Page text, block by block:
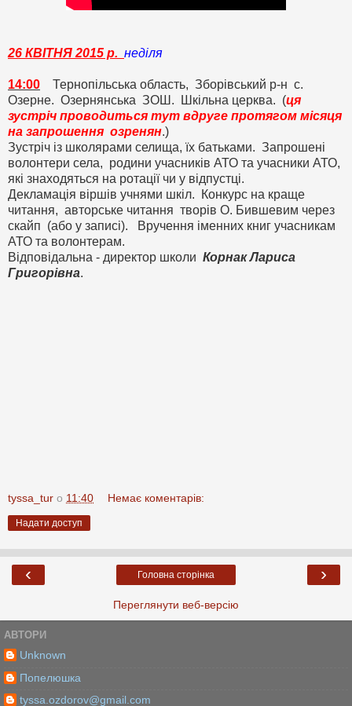
26 КВІТНЯ 2015 р. неділя
14:00 Тернопільська область, Зборівський р-н с.
Озерне. Озернянська ЗОШ. Шкільна церква. (ця
зустріч проводиться тут вдруге протягом місяця
на запрошення озренян.)
Зустріч із школярами селища, їх батьками. Запрошені
волонтери села, родини учасників АТО та учасники АТО,
які знаходяться на ротації чи у відпустці.
Декламація віршів учнями шкіл. Конкурс на краще
читання, авторське читання творів О. Бившевим через
скайп (або у записі). Вручення іменних книг учасникам
АТО та волонтерам.
Відповідальна - директор школи Корнак Лариса
Григорівна.
tyssa_tur о 11:40 Немає коментарів:
Надати доступ
‹ ›
Головна сторінка
Переглянути веб-версію
АВТОРИ
Unknown
Попелюшка
tyssa.ozdorov@gmail.com